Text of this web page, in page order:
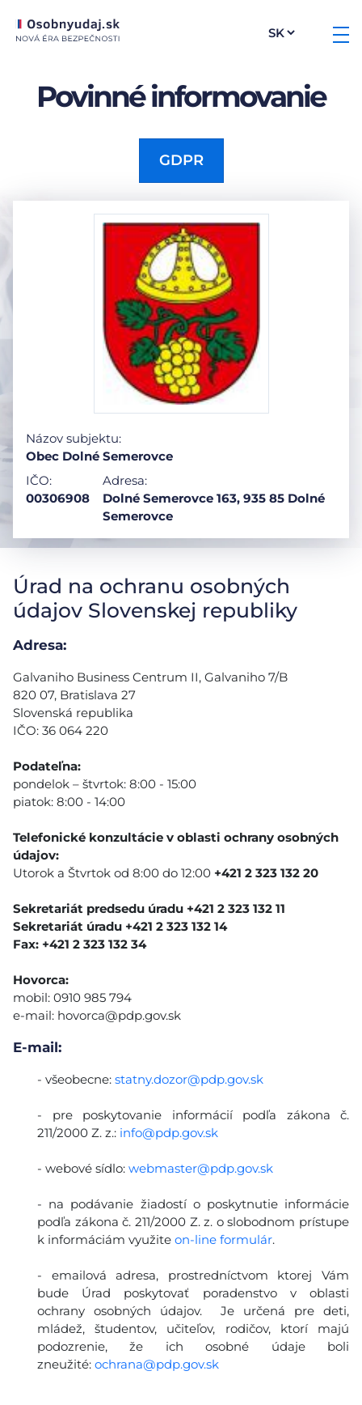
Povinné informovanie
GDPR
Názov subjektu:
Obec Dolné Semerovce
IČO:
00306908
Adresa:
Dolné Semerovce 163, 935 85 Dolné
Semerovce
Úrad na ochranu osobných
údajov Slovenskej republiky
Adresa:
Galvaniho Business Centrum II, Galvaniho 7/B
820 07, Bratislava 27
Slovenská republika
IČO: 36 064 220
Podateľna:
pondelok – štvrtok: 8:00 - 15:00
piatok: 8:00 - 14:00
Telefonické konzultácie v oblasti ochrany osobných
údajov:
Utorok a Štvrtok od 8:00 do 12:00 +421 2 323 132 20
Sekretariát predsedu úradu +421 2 323 132 11
Sekretariát úradu +421 2 323 132 14
Fax: +421 2 323 132 34
Hovorca:
mobil: 0910 985 794
e-mail: hovorca@pdp.gov.sk
E-mail:
- všeobecne: statny.dozor@pdp.gov.sk
- pre poskytovanie informácií podľa zákona č.
211/2000 Z. z.: info@pdp.gov.sk
- webové sídlo: webmaster@pdp.gov.sk
- na podávanie žiadostí o poskytnutie informácie
podľa zákona č. 211/2000 Z. z. o slobodnom prístupe
k informáciám využite on-line formulár.
- emailová adresa, prostredníctvom ktorej Vám
bude Úrad poskytovať poradenstvo v oblasti
ochrany osobných údajov. Je určená pre deti,
mládež, študentov, učiteľov, rodičov, ktorí majú
podozrenie, že ich osobné údaje boli
zneužité: ochrana@pdp.gov.sk